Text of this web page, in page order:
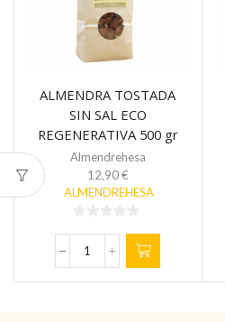
cantidad
ALMENDRA TOSTADA
SIN SAL ECO
REGENERATIVA 500 gr
Almendrehesa
12,90€
ALMENDREHESA
de
5
ALMENDRA